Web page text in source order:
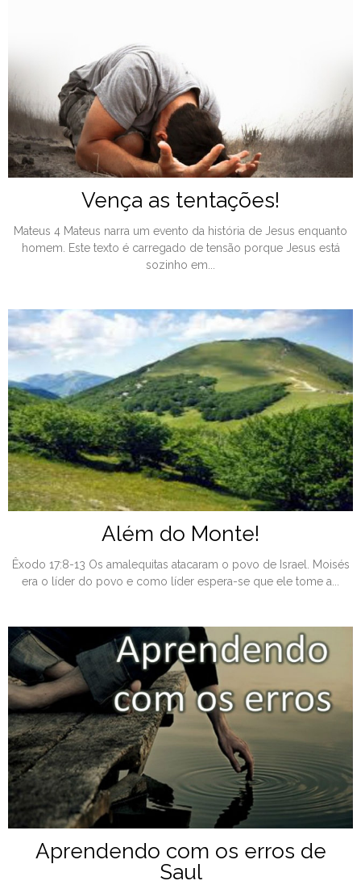
Vença as tentações!
Mateus 4 Mateus narra um evento da história de Jesus enquanto
homem. Este texto é carregado de tensão porque Jesus está
sozinho em...
Além do Monte!
Êxodo 17:8-13 Os amalequitas atacaram o povo de Israel. Moisés
era o líder do povo e como líder espera-se que ele tome a...
Aprendendo com os erros de
Saul